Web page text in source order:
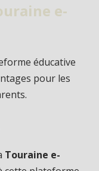
e-
éducative
pour les
Touraine e-